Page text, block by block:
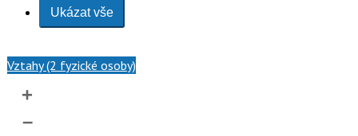
Ukázat vše
Vztahy (2 fyzické osoby)
+
–